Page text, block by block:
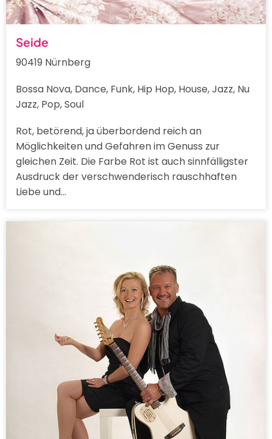
Seide
90419 Nürnberg
Bossa Nova, Dance, Funk, Hip Hop, House, Jazz, Nu
Jazz, Pop, Soul
Rot, betörend, ja überbordend reich an
Möglichkeiten und Gefahren im Genuss zur
gleichen Zeit. Die Farbe Rot ist auch sinnfälligster
Ausdruck der verschwenderisch rauschhaften
Liebe und…